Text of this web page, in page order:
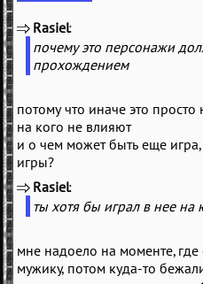
Rasiel
почему это персонажи
прохождением
потому что иначе это
на кого не влияют
и о чем может быть еще
игры?
Rasiel
ты хотя бы играл в нее на
мне надоело на моменте,
мужику, потом куда-то